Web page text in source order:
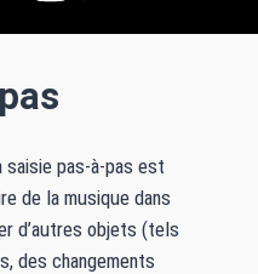
saisie pas-à-pas est
de la musique dans
d’autres objets (tels
des changements